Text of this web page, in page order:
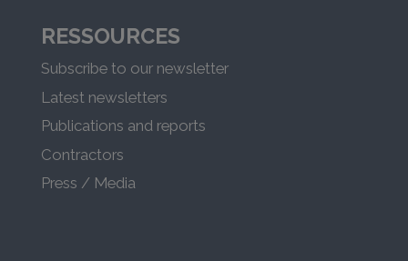
RESSOURCES
Subscribe to our newsletter
Latest newsletters
Publications and reports
Contractors
Press / Media